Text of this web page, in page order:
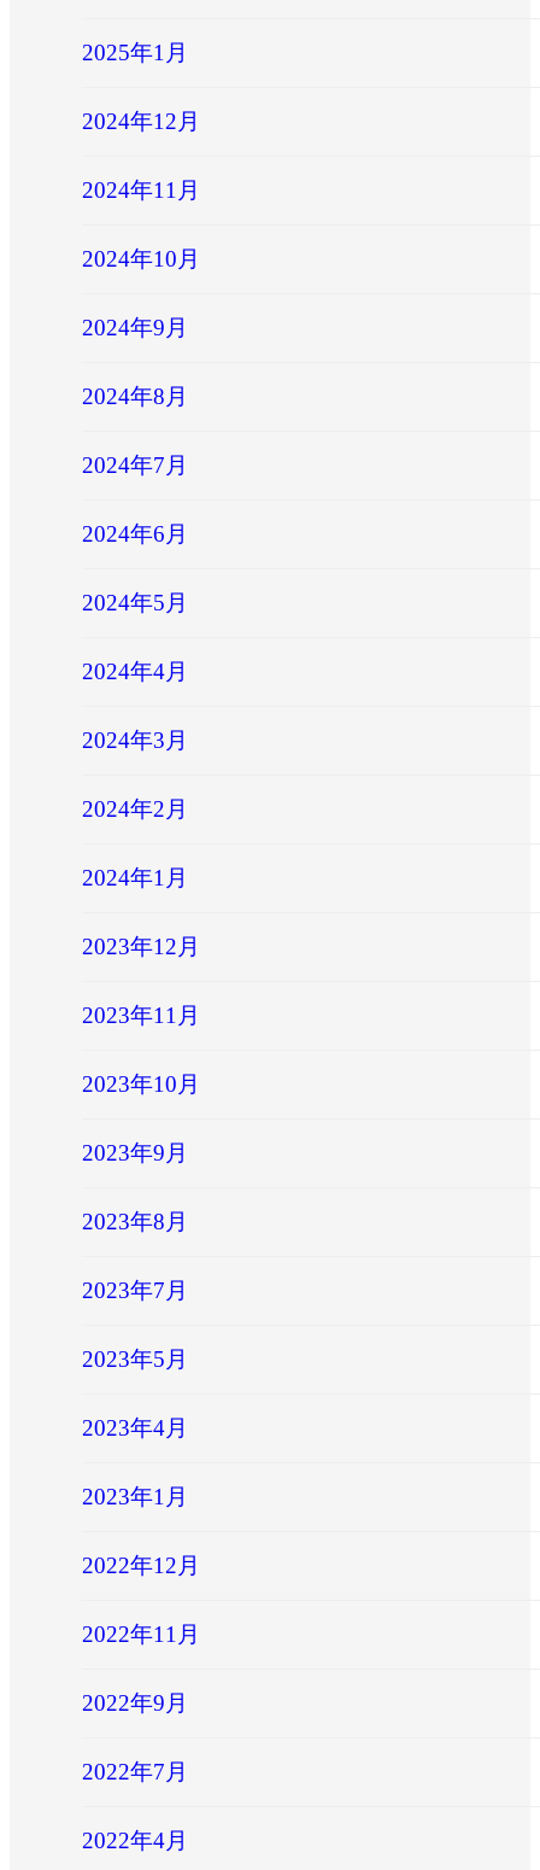
2025年1月
2024年12月
2024年11月
2024年10月
2024年9月
2024年8月
2024年7月
2024年6月
2024年5月
2024年4月
2024年3月
2024年2月
2024年1月
2023年12月
2023年11月
2023年10月
2023年9月
2023年8月
2023年7月
2023年5月
2023年4月
2023年1月
2022年12月
2022年11月
2022年9月
2022年7月
2022年4月